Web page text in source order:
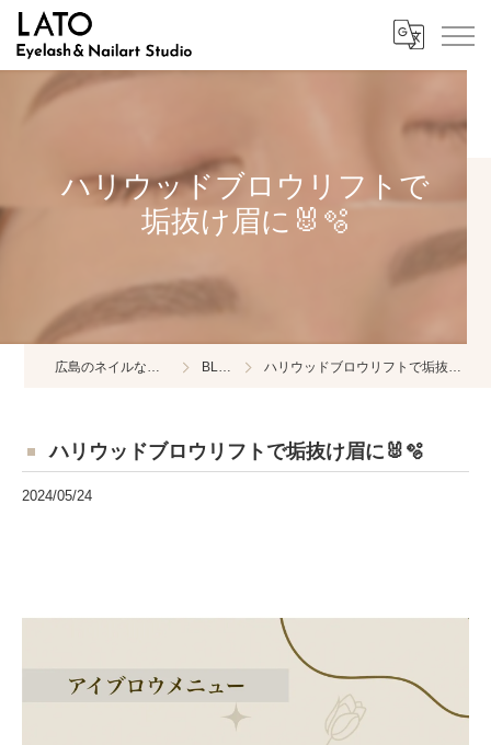
ハリウッドブロウリフトで
垢抜け眉に🐰🫧
BLOG ハリウッドブロウリフトで垢抜け眉に🐰🫧
ハリウッドブロウリフトで垢抜け眉に🐰🫧
2024/05/24